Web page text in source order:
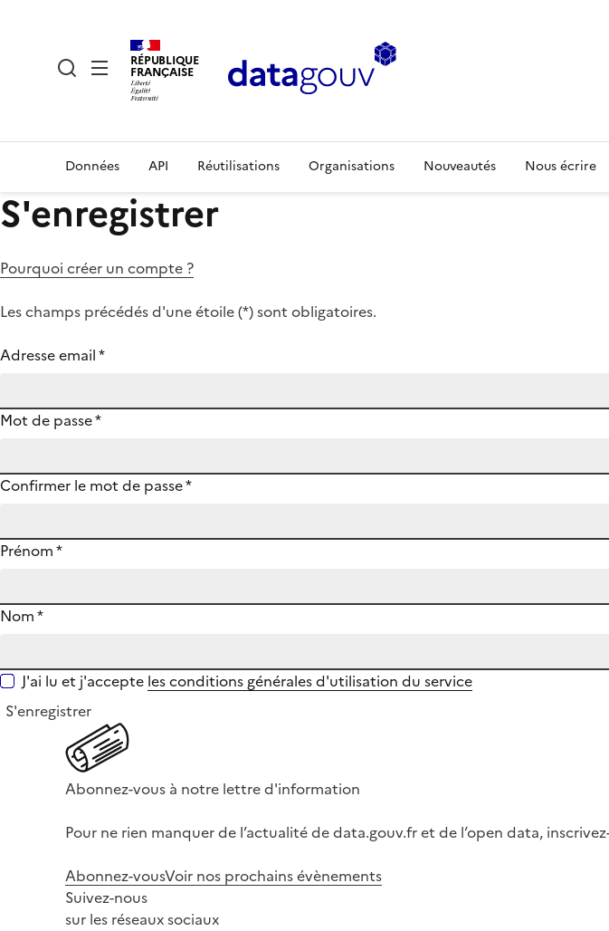
RÉPUBLIQUE
FRANÇAISE
Données API Réutilisations Organisations Nouveautés Nous écrire
S'enregistrer
Pourquoi créer un compte ?
Les champs précédés d'une étoile (*) sont obligatoires.
Adresse email*
Mot de passe*
Confirmer le mot de passe*
Prénom*
Nom*
J'ai lu et j'accepte les conditions générales d'utilisation du service
S'enregistrer
Abonnez-vous à notre lettre d'information
Pour ne rien manquer de l’actualité de data.gouv.fr et de l’open data,
Abonnez-vousVoir nos prochains évènements
Suivez-nous
sur les réseaux sociaux